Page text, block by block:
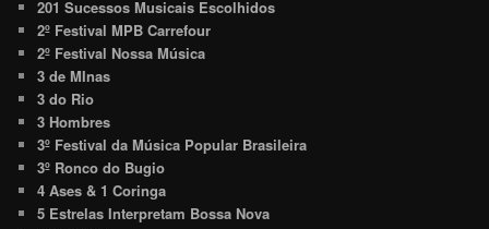
201 Sucessos Musicais Escolhidos
2º Festival MPB Carrefour
2º Festival Nossa Música
3 de MInas
3 do Rio
3 Hombres
3º Festival da Música Popular Brasileira
3º Ronco do Bugio
4 Ases & 1 Coringa
5 Estrelas Interpretam Bossa Nova